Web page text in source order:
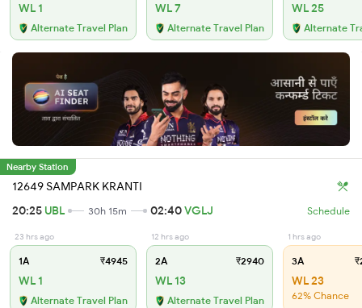
WL 1
Alternate Travel Plan
WL 7
Alternate Travel Plan
WL 25
Alternate
Nearby Station
12649 SAMPARK KRANTI
20:25 UBL 30h 15m 02:40VGLJ Schedule
23 hrs ago
1A ₹4945
WL 1
Alternate Travel Plan
12 hrs ago
2A ₹2940
WL 13
Alternate Travel Plan
1 hrs ago
3A
WL 23
62% Chance